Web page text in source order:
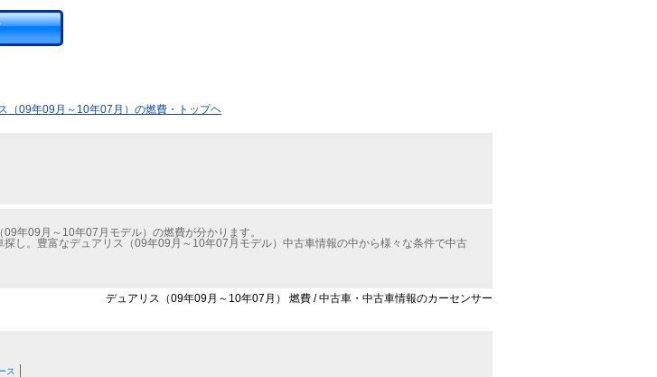
（09年09月～10年07月）の燃費・トップヘ
年09月～10年07月モデル）の燃費が分かります。
し。豊富なデュアリス（09年09月～10年07月モデル）中古車情報の中から様々な条件で中古
デュアリス（09年09月～10年07月） 燃費 / 中古車・中古車情報のカーセンサー
ス